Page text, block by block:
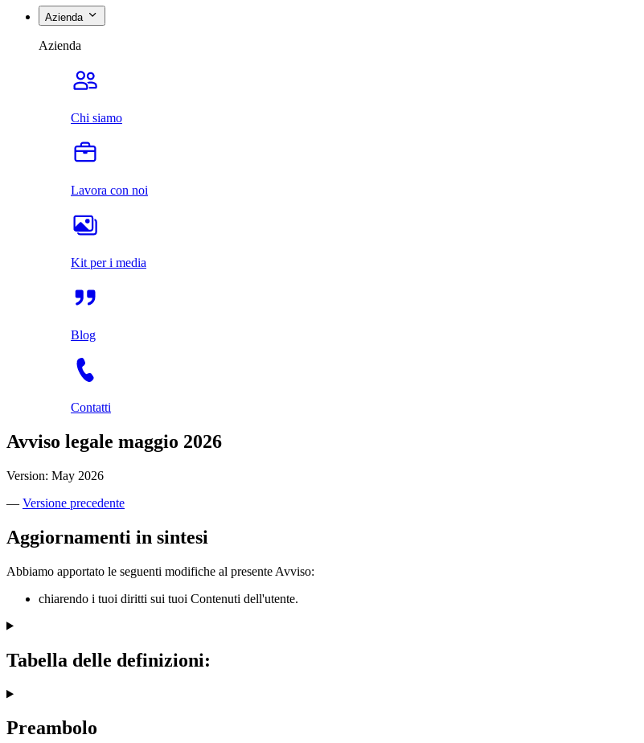
Azienda
Azienda
Chi siamo
Lavora con noi
Kit per i media
Blog
Contatti
Avviso legale maggio 2026
Version: May 2026
— Versione precedente
Aggiornamenti in sintesi
Abbiamo apportato le seguenti modifiche al presente Avviso:
chiarendo i tuoi diritti sui tuoi Contenuti dell'utente.
Tabella delle definizioni:
Preambolo